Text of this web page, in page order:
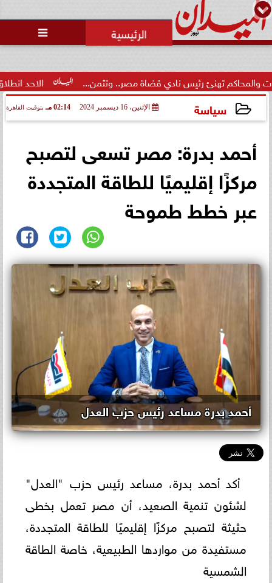

الاحد انطلاق تهنئ رئيس نادي قضاة مصر.. وتثمن...
سياسة الإثنين، 16 ديسمبر 2024 02:14 مـ بتوقيت القاهرة
أحمد بدرة: مصر تسعى لتصبح
مركزًا إقليميًا للطاقة المتجددة
عبر خطط طموحة
أحمد بدرة مساعد رئيس حزب العدل
أكد أحمد بدرة، مساعد رئيس حزب "العدل"
لشئون تنمية الصعيد، أن مصر تعمل بخطى
حثيثة لتصبح مركزًا إقليميًا للطاقة المتجددة،
مستفيدة من مواردها الطبيعية، خاصة الطاقة
الشمسية